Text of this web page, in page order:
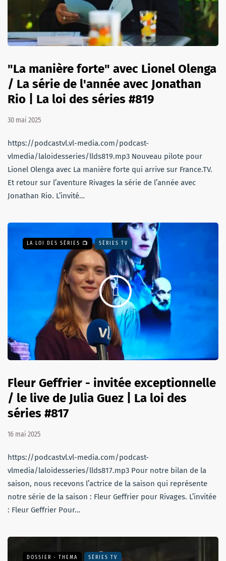
"La manière forte" avec Lionel Olenga
/ La série de l'année avec Jonathan
Rio | La loi des séries #819
30 mai 2025
https://podcastvl.vl-media.com/podcast-
vlmedia/laloidesseries/llds819.mp3 Nouveau pilote pour
Lionel Olenga avec La manière forte qui arrive sur France.TV.
Et retour sur l’aventure Rivages la série de l’année avec
Jonathan Rio. L’invité…
LA LOI DES SÉRIES 📺 SÉRIES TV
Fleur Geffrier - invitée exceptionnelle
/ le live de Julia Guez | La loi des
séries #817
16 mai 2025
https://podcastvl.vl-media.com/podcast-
vlmedia/laloidesseries/llds817.mp3 Pour notre bilan de la
saison, nous recevons l’actrice de la saison qui représente
notre série de la saison : Fleur Geffrier pour Rivages. L’invitée
: Fleur Geffrier Pour…
DOSSIER - THEMA SÉRIES TV